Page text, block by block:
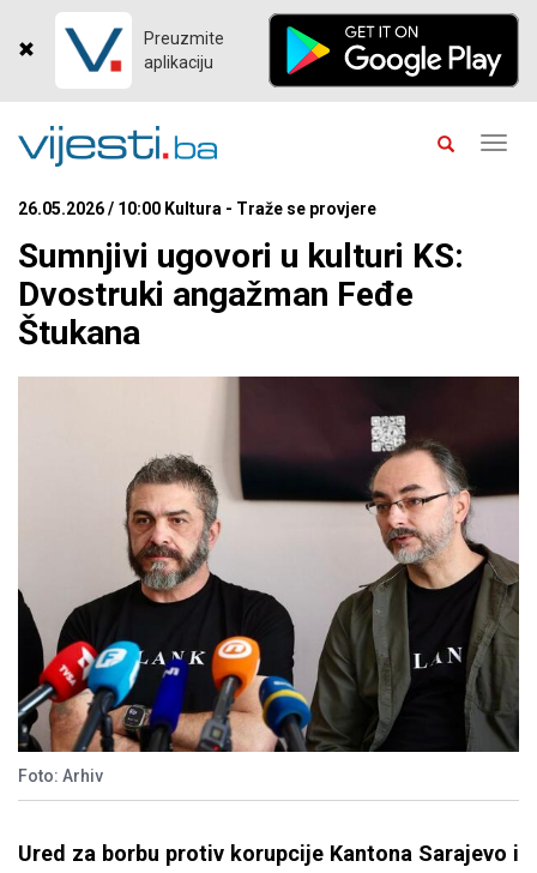
Preuzmite
aplikaciju
26.05.2026 / 10:00 Kultura - Traže se provjere
Sumnjivi ugovori u kulturi KS:
Dvostruki angažman Feđe
Štukana
Foto: Arhiv
Ured za borbu protiv korupcije Kantona Sarajevo i